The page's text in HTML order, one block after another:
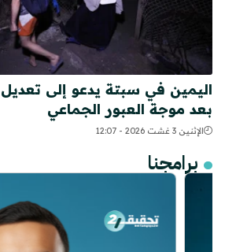
اليمين في سبتة يدعو إلى
بعد موجة العبور الجماعي
الإثنين 3 غشت 2026 - 12:07
برامجنا